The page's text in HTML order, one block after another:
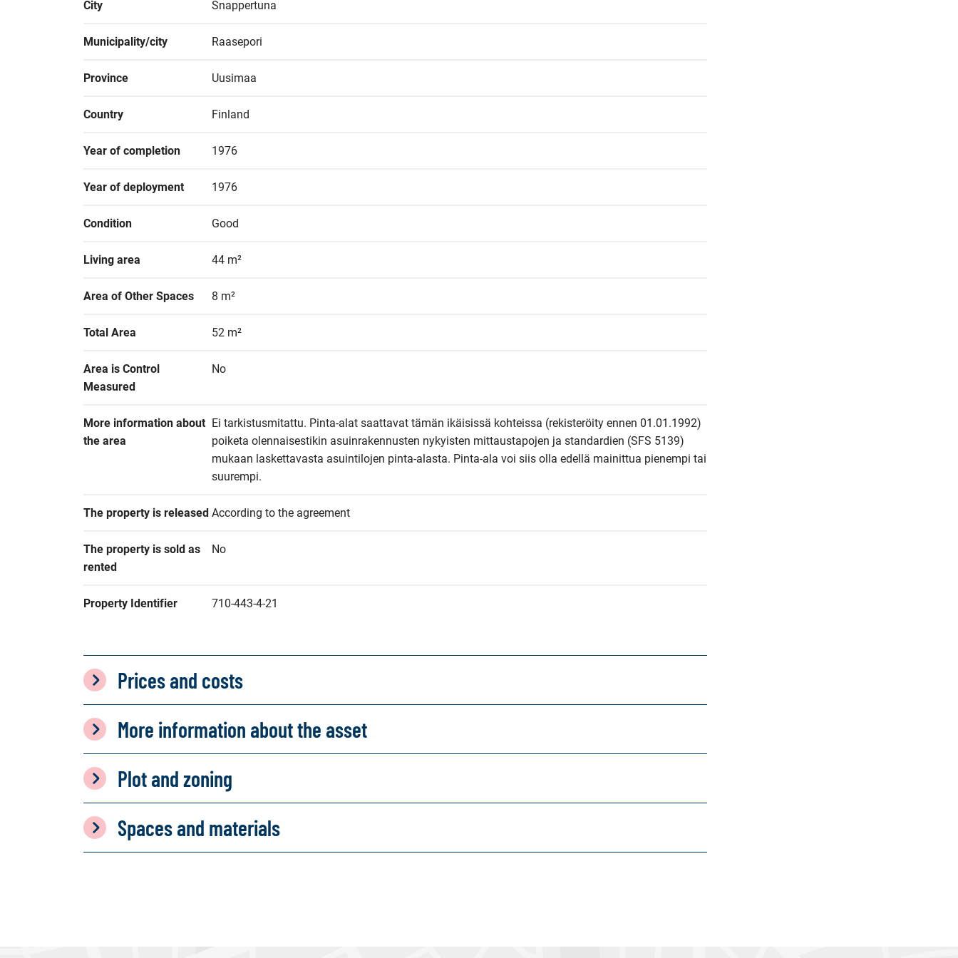
City Snappertuna
Municipality/city Raasepori
Province Uusimaa
Country Finland
Year of completion 1976
Year of deployment 1976
Condition Good
Living area 44 m²
Area of Other Spaces 8 m²
Total Area 52 m²
Area is Control
Measured
No
More information about
the area
Ei tarkistusmitattu. Pinta-alat saattavat tämän ikäisissä kohteissa (rekisteröity ennen 01.01.1992)
poiketa olennaisestikin asuinrakennusten nykyisten mittaustapojen ja standardien (SFS 5139)
mukaan laskettavasta asuintilojen pinta-alasta. Pinta-ala voi siis olla edellä mainittua pienempi tai
suurempi.
The property is released According to the agreement
The property is sold as
rented
No
Property Identifier 710-443-4-21
Prices and costs
More information about the asset
Plot and zoning
Spaces and materials